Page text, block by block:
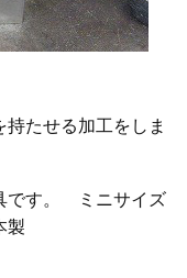
たせる加工をしま
です。 ミニサイズ
製